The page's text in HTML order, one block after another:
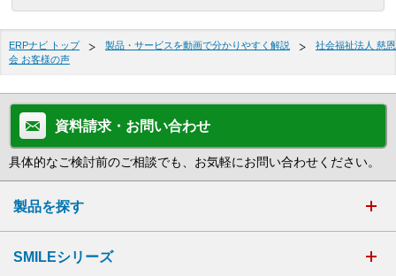
ERPナビ トップ 製品・サービスを動画で分かりやすく解説
社会福祉法人 慈恩
会 お客様の声
資料請求・お問い合わせ
具体的なご検討前のご相談でも、お気軽にお問い合わせください。
製品を探す
SMILEシリーズ